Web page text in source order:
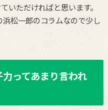
いただければと思います。
松一郎のコラムなので少し
ってあまり言われ